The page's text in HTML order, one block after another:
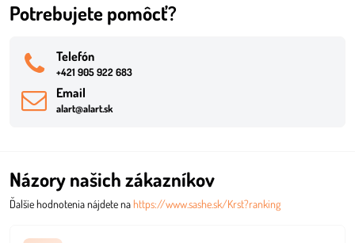
Potrebujete pomôcť?
Telefón
+421 905 922 683
Email
alart@alart.sk
Názory našich zákazníkov
Ďalšie hodnotenia nájdete nahttps://www.sashe.sk/Krst?ranking